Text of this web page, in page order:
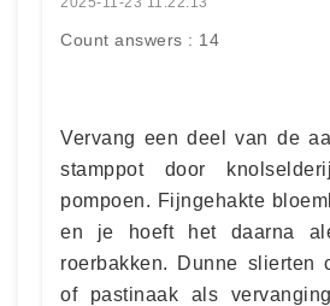
Count answers : 14
Vervang een deel van de
stamppot door
pompoen. Fijngehakte
en je hoeft het daarna
roerbakken. Dunne slierten
of pastinaak als